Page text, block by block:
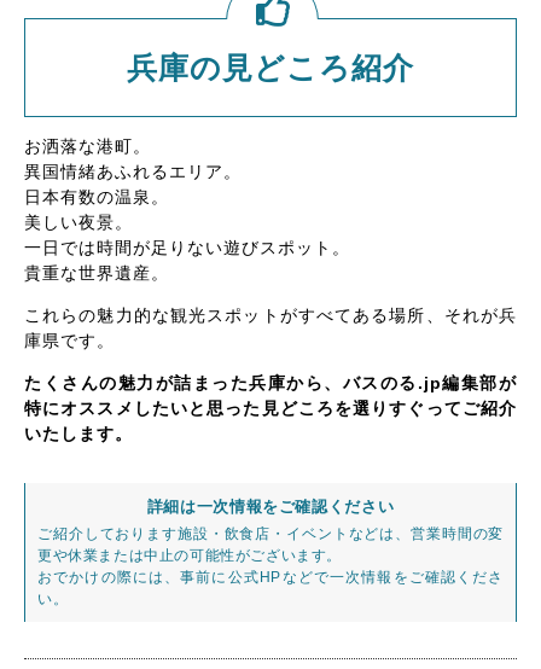
兵庫の見どころ紹介
お洒落な港町。
異国情緒あふれるエリア。
日本有数の温泉。
美しい夜景。
一日では時間が足りない遊びスポット。
貴重な世界遺産。
これらの魅力的な観光スポットがすべてある場所、それが兵
庫県です。
たくさんの魅力が詰まった兵庫から、バスのる.jp編集部が
特にオススメしたいと思った見どころを選りすぐってご紹介
いたします。
詳細は一次情報をご確認ください
ご紹介しております施設・飲食店・イベントなどは、営業時間の変
更や休業または中止の可能性がございます。
おでかけの際には、事前に公式HPなどで一次情報をご確認くださ
い。